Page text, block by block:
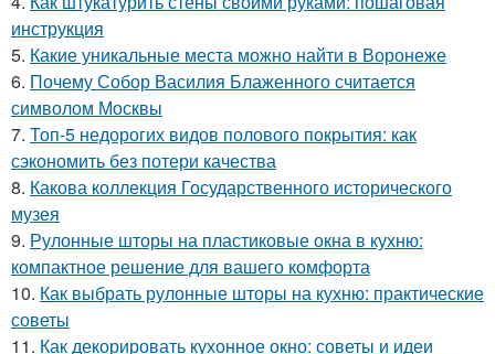
инструкция
5. Какие уникальные места можно найти в Воронеже
6. Почему Собор Василия Блаженного считается
символом Москвы
7. Топ-5 недорогих видов полового покрытия: как
сэкономить без потери качества
8. Какова коллекция Государственного исторического
музея
9. Рулонные шторы на пластиковые окна в кухню:
компактное решение для вашего комфорта
10. Как выбрать рулонные шторы на кухню: практические
советы
11. Как декорировать кухонное окно: советы и идеи